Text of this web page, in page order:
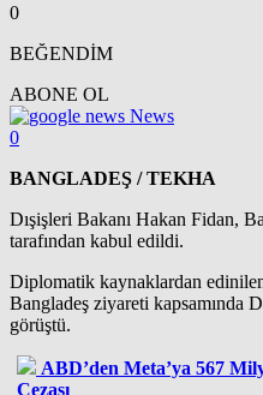
0
BEĞENDİM
ABONE OL
News
0
BANGLADEŞ / TEKHA
Dışişleri Bakanı Hakan Fidan,
tarafından kabul edildi.
Diplomatik kaynaklardan
Bangladeş ziyareti kapsamında
görüştü.
ABD’den Meta’ya 567
Cezası